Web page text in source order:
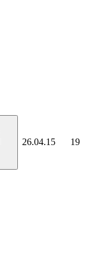
26.04.15 19